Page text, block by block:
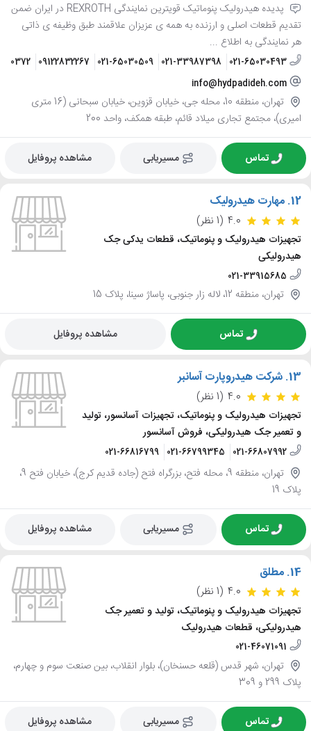
پدیده هیدرولیک پنوماتیک قویترین نمایندگی REXROTH در ایران ضمن
تقدیم قطعات اصلی و ارزنده به همه ی عزیزان علاقمند طبق وظیفه ی ذاتی
هر نمایندگی به اطلاع ...
021-65030493
021-33987398
021-65030509
09122832267
info@hydpadideh.com
تهران، منطقه 10، محله جی، خیابان قزوین، خیابان سبحانی (16 متری
امیری)، مجتمع تجاری میلاد قائم، طبقه همکف، واحد 200
تماس مسیریابی مشاهده پروفایل
12. مهارت هیدرولیک
4.0 (1 نظر)
تجهیزات هیدرولیک و پنوماتیک، قطعات یدکی جک
هیدرولیکی
021-33915685
تهران، منطقه 12، لاله زار جنوبی، پاساژ سینا، پلاک 15
تماس مشاهده پروفایل
13. شرکت هیدروپارت آسانبر
4.0 (1 نظر)
تجهیزات هیدرولیک و پنوماتیک، تجهیزات آسانسور، تولید
و تعمیر جک هیدرولیکی، فروش آسانسور
021-66807992
021-66799345
021-66816799
تهران، منطقه 9، محله فتح، بزرگراه فتح (جاده قدیم کرج)، خیابان فتح 9،
پلاک 19
تماس مسیریابی مشاهده پروفایل
14. مطلق
4.0 (1 نظر)
تجهیزات هیدرولیک و پنوماتیک، تولید و تعمیر جک
هیدرولیکی، قطعات هیدرولیک
021-46071091
تهران، شهر قدس (قلعه حسنخان)، بلوار انقلاب، بین صنعت سوم و چهارم،
پلاک 299 و 309
تماس مسیریابی مشاهده پروفایل